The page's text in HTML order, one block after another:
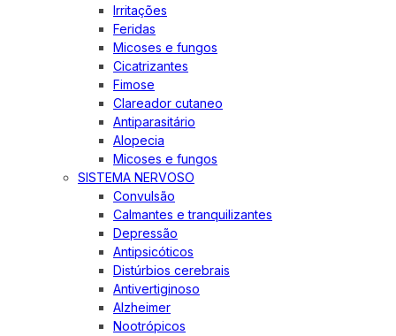
Irritações
Feridas
Micoses e fungos
Cicatrizantes
Fimose
Clareador cutaneo
Antiparasitário
Alopecia
Micoses e fungos
SISTEMA NERVOSO
Convulsão
Calmantes e tranquilizantes
Depressão
Antipsicóticos
Distúrbios cerebrais
Antivertiginoso
Alzheimer
Nootrópicos